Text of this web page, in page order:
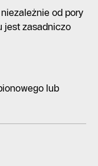
od pory
jest zasadniczo
lub